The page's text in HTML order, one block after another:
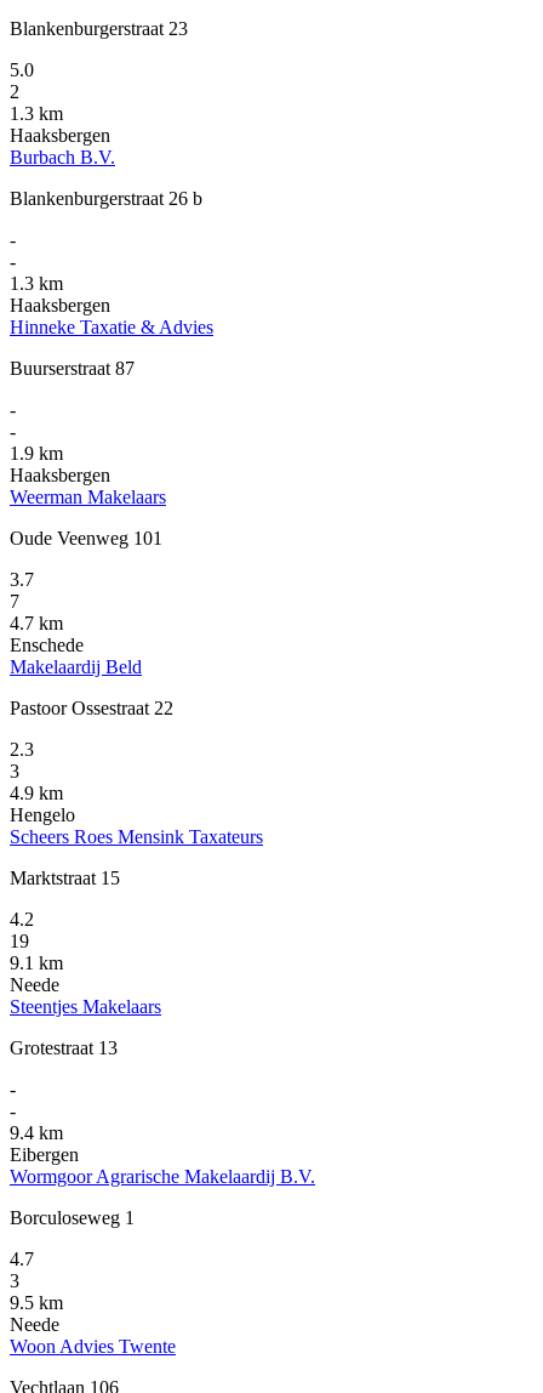
Blankenburgerstraat 23
5.0
2
1.3 km
Haaksbergen
Burbach B.V.
Blankenburgerstraat 26 b
-
-
1.3 km
Haaksbergen
Hinneke Taxatie & Advies
Buurserstraat 87
-
-
1.9 km
Haaksbergen
Weerman Makelaars
Oude Veenweg 101
3.7
7
4.7 km
Enschede
Makelaardij Beld
Pastoor Ossestraat 22
2.3
3
4.9 km
Hengelo
Scheers Roes Mensink Taxateurs
Marktstraat 15
4.2
19
9.1 km
Neede
Steentjes Makelaars
Grotestraat 13
-
-
9.4 km
Eibergen
Wormgoor Agrarische Makelaardij B.V.
Borculoseweg 1
4.7
3
9.5 km
Neede
Woon Advies Twente
Vechtlaan 106